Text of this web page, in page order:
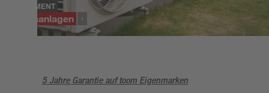
SORTIMENT
Klimaanlagen
5 Jahre Garantie auf toom Eigenmarken